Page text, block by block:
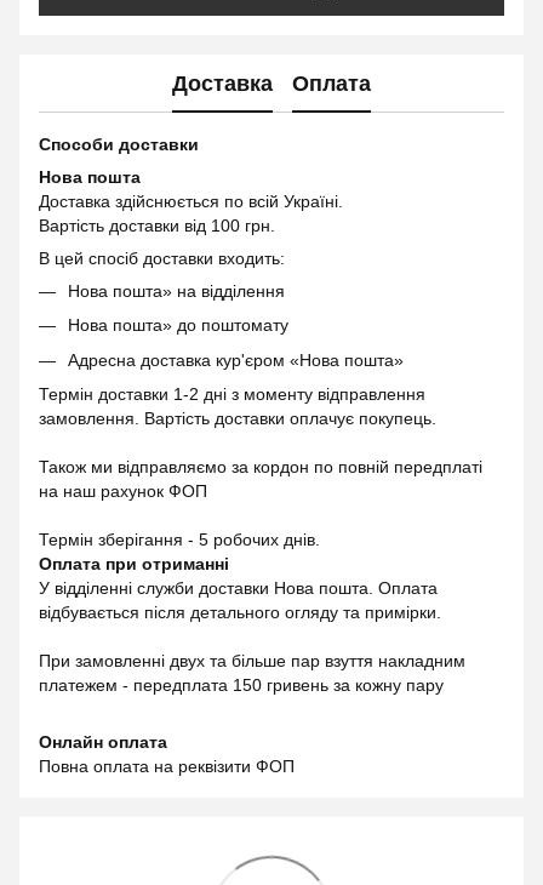
Доставка Оплата
Способи доставки
Нова пошта
Доставка здійснюється по всій Україні.
Вартість доставки від 100 грн.
В цей спосіб доставки входить:
Нова пошта» на відділення
Нова пошта» до поштомату
Адресна доставка кур'єром «Нова пошта»
Термін доставки 1-2 дні з моменту відправлення
замовлення. Вартість доставки оплачує покупець.
Також ми відправляємо за кордон по повній передплаті
на наш рахунок ФОП
Термін зберігання - 5 робочих днів.
Оплата при отриманні
У відділенні служби доставки Нова пошта. Оплата
відбувається після детального огляду та примірки.
При замовленні двух та більше пар взуття накладним
платежем - передплата 150 гривень за кожну пару
Онлайн оплата
Повна оплата на реквізити ФОП